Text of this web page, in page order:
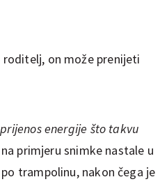
on može prenijeti
energije što takvu
primjeru snimke nastale u
trampolinu, nakon čega je